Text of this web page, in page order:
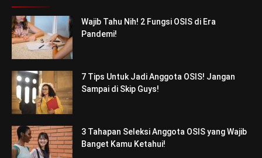
Wajib Tahu Nih! 2 Fungsi OSIS di Era
Pandemi!
7 Tips Untuk Jadi Anggota OSIS! Jangan
Sampai di Skip Guys!
3 Tahapan Seleksi Anggota OSIS yang Wajib
Banget Kamu Ketahui!